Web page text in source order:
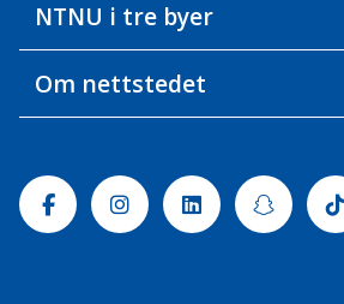
NTNU i tre byer
Om nettstedet
FacebookInstagramLinkedin